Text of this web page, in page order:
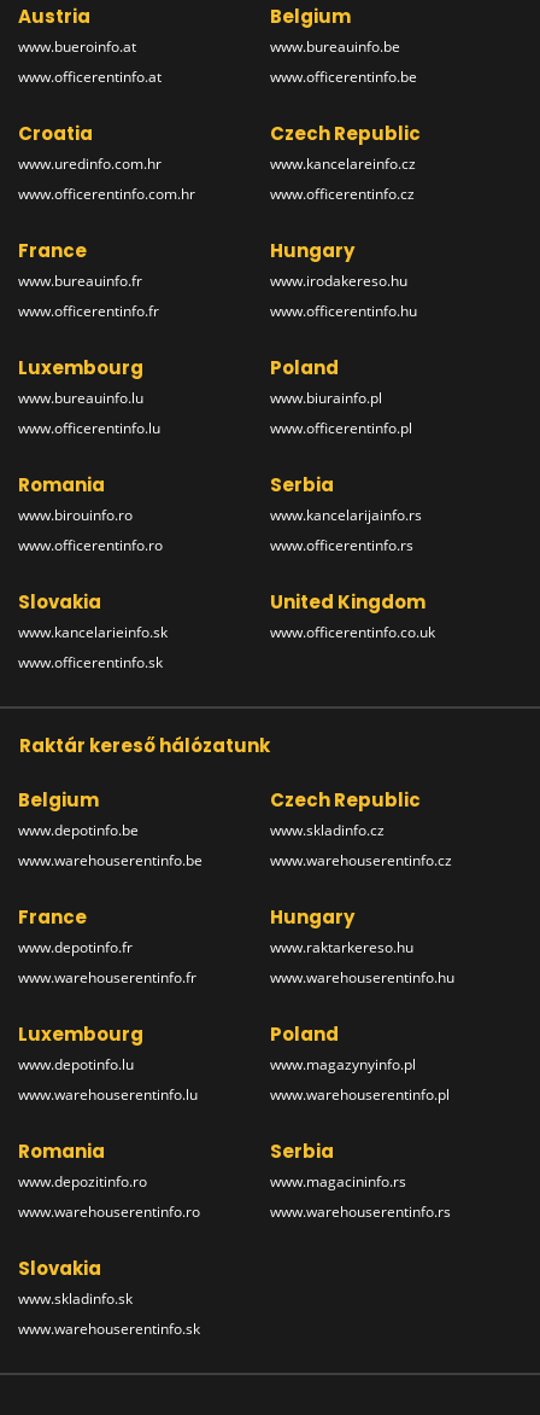
Austria
www.bueroinfo.at
www.officerentinfo.at
Belgium
www.bureauinfo.be
www.officerentinfo.be
Croatia
www.uredinfo.com.hr
www.officerentinfo.com.hr
Czech Republic
www.kancelareinfo.cz
www.officerentinfo.cz
France
www.bureauinfo.fr
www.officerentinfo.fr
Hungary
www.irodakereso.hu
www.officerentinfo.hu
Luxembourg
www.bureauinfo.lu
www.officerentinfo.lu
Poland
www.biurainfo.pl
www.officerentinfo.pl
Romania
www.birouinfo.ro
www.officerentinfo.ro
Serbia
www.kancelarijainfo.rs
www.officerentinfo.rs
Slovakia
www.kancelarieinfo.sk
www.officerentinfo.sk
United Kingdom
www.officerentinfo.co.uk
Raktár kereső hálózatunk
Belgium
www.depotinfo.be
www.warehouserentinfo.be
Czech Republic
www.skladinfo.cz
www.warehouserentinfo.cz
France
www.depotinfo.fr
www.warehouserentinfo.fr
Hungary
www.raktarkereso.hu
www.warehouserentinfo.hu
Luxembourg
www.depotinfo.lu
www.warehouserentinfo.lu
Poland
www.magazynyinfo.pl
www.warehouserentinfo.pl
Romania
www.depozitinfo.ro
www.warehouserentinfo.ro
Serbia
www.magacininfo.rs
www.warehouserentinfo.rs
Slovakia
www.skladinfo.sk
www.warehouserentinfo.sk